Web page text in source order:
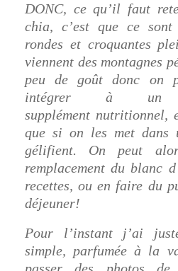
DONC, ce qu’il faut
chia, c’est que ce
rondes et croquantes
viennent des montagnes
peu de goût donc on
intégrer à un
supplément nutritionnel,
que si on les met dans
gélifient. On peut
remplacement du blanc
recettes, ou en faire du
déjeuner!
Pour l’instant j’ai
simple, parfumée à la